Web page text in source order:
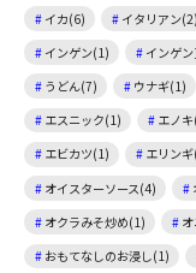
イカ(6)
イタリアン(2)
インゲン(1)
インゲ
うどん(7)
ウナギ(1)
エスニック(1)
エノ
エビカツ(1)
エリン
オイスターソース(4)
オクラみそ炒め(1)
おもてなしのお浸し(1)